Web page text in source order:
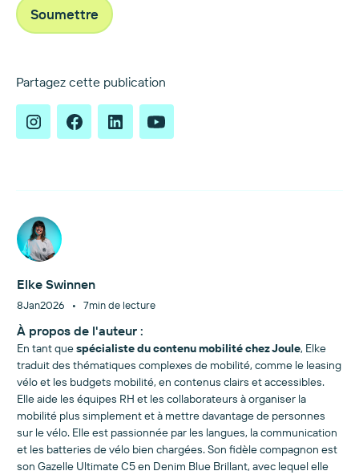
Partagez cette publication
Elke Swinnen
8Jan2026 • 7min de lecture
À propos de l'auteur :
En tant quespécialiste du contenu mobilité chez Joule, Elke
traduit des thématiques complexes de mobilité, comme le leasing
vélo et les budgets mobilité, en contenus clairs et accessibles.
Elle aide les équipes RH et les collaborateurs à organiser la
mobilité plus simplement et à mettre davantage de personnes
sur le vélo. Elle est passionnée par les langues, la communication
et les batteries de vélo bien chargées. Son fidèle compagnon est
son Gazelle Ultimate C5 en Denim Blue Brillant, avec lequel elle